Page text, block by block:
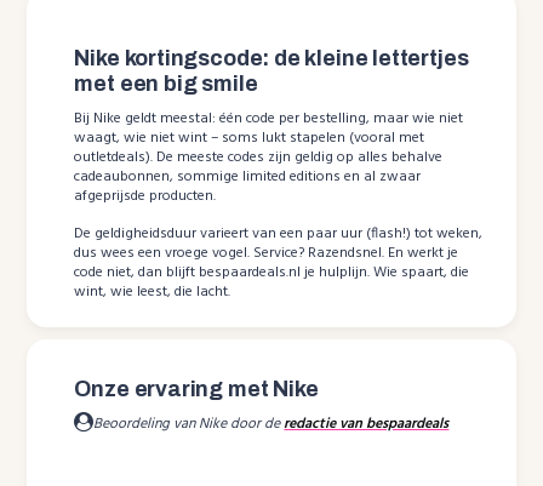
Nike kortingscode: de kleine lettertjes
met een big smile
Bij Nike geldt meestal: één code per bestelling, maar wie niet
waagt, wie niet wint – soms lukt stapelen (vooral met
outletdeals). De meeste codes zijn geldig op alles behalve
cadeaubonnen, sommige limited editions en al zwaar
afgeprijsde producten.
De geldigheidsduur varieert van een paar uur (flash!) tot weken,
dus wees een vroege vogel. Service? Razendsnel. En werkt je
code niet, dan blijft bespaardeals.nl je hulplijn. Wie spaart, die
wint, wie leest, die lacht.
Onze ervaring met Nike
Beoordeling van Nike door deredactie van bespaardeals